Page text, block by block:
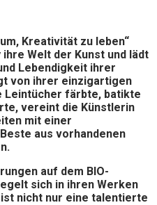
Kreativität zu leben“
Welt der Kunst und lädt
Lebendigkeit ihrer
von ihrer einzigartigen
Leintücher färbte, batikte
vereint die Künstlerin
mit einer
aus vorhandenen
auf dem BIO-
sich in ihren Werken
nicht nur eine talentierte